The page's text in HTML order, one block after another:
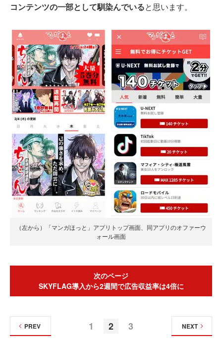
コンテンツの一部として馴染んでいると思います。
（左から）「マンガほっと」アプリトップ画面、同アプリのオファーウ
ォール画面
次のページ
SKYFLAG導入から2週間で広告収益率は4倍に
1 2 3
PREV NEXT